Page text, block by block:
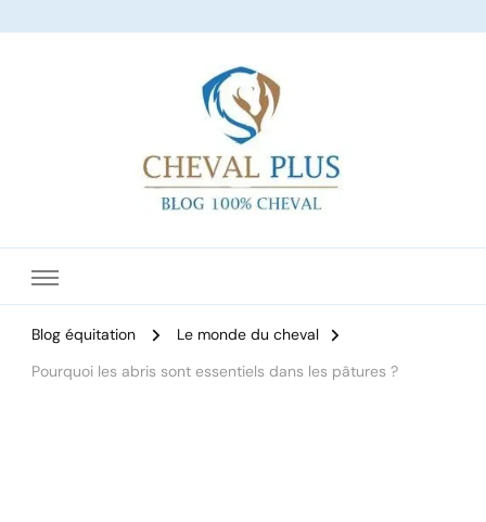
Blog équitation
Le monde du cheval
Pourquoi les abris sont essentiels dans les pâtures ?